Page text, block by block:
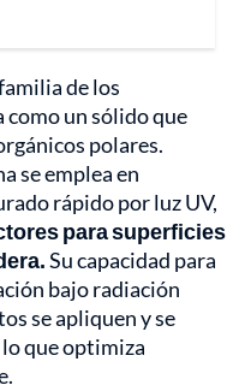
de los
como un sólido que
polares.
se emplea en
rápido por luz UV,
para superficies
Su capacidad para
bajo radiación
se apliquen y se
que optimiza